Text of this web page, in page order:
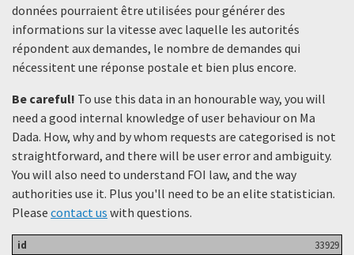
données pourraient être utilisées pour générer des
informations sur la vitesse avec laquelle les autorités
répondent aux demandes, le nombre de demandes qui
nécessitent une réponse postale et bien plus encore.
Be careful! To use this data in an honourable way, you will
need a good internal knowledge of user behaviour on Ma
Dada. How, why and by whom requests are categorised is not
straightforward, and there will be user error and ambiguity.
You will also need to understand FOI law, and the way
authorities use it. Plus you'll need to be an elite statistician.
Please contact us with questions.
33929